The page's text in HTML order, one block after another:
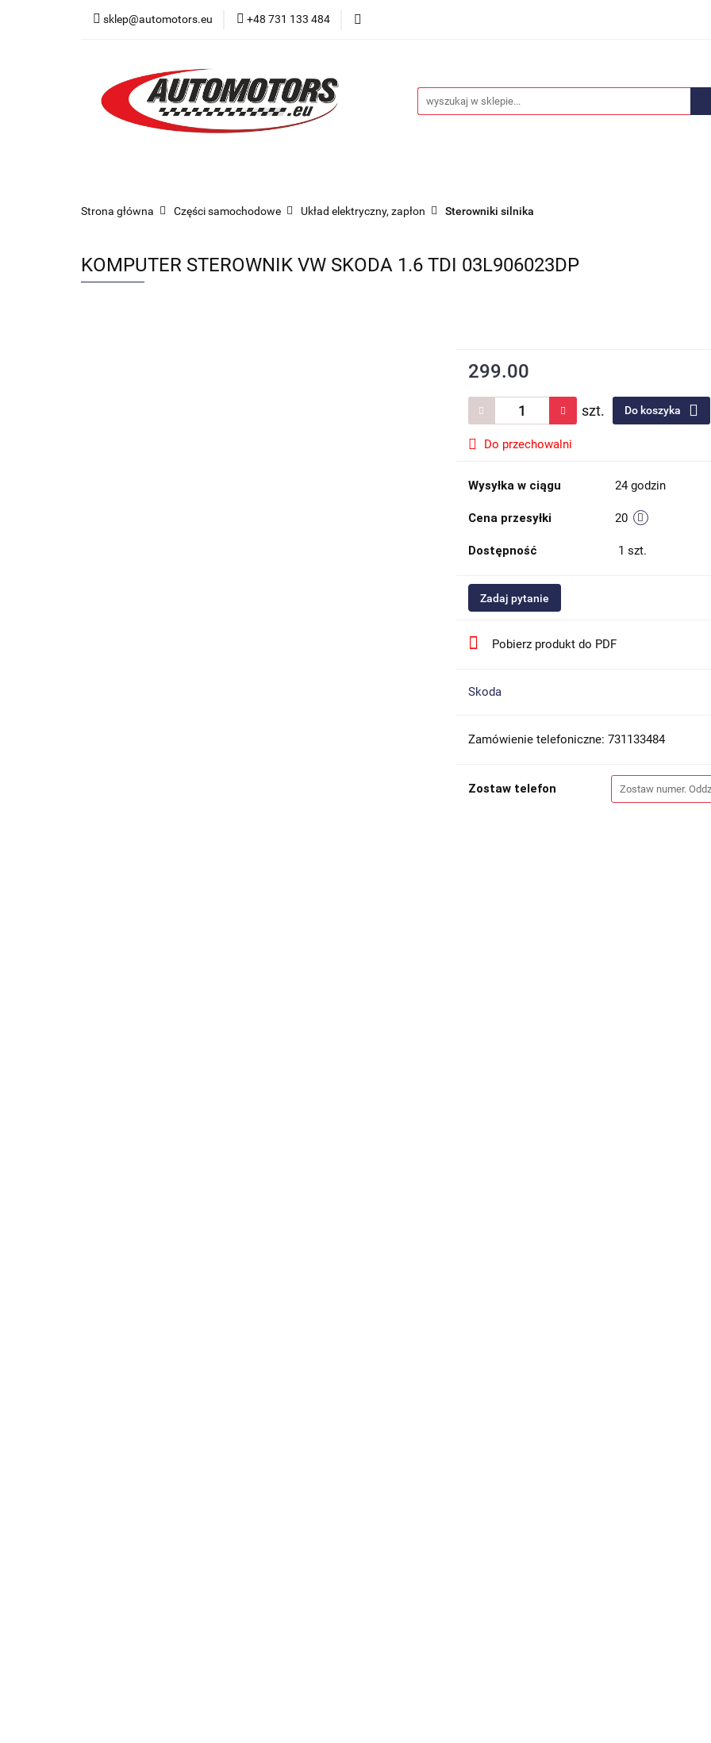
sklep@automotors.eu +48 731 133 484
Części samochodowe
Car audio Nowości
Strona główna Części samochodowe Układ elektryczny, zapłon Sterowniki silnika
KOMPUTER STEROWNIK VW SKODA 1.6 TDI 03L906023DP
299.00
szt. Do koszyka
Do przechowalni
Wysyłka w ciągu 24 godzin
Cena przesyłki 20
Dostępność 1 szt.
Zadaj pytanie
Pobierz produkt do PDF
Skoda
Zamówienie telefoniczne: 731133484
Zostaw telefon